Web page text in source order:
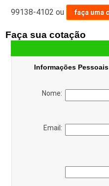
99138-4102 ou faça uma
Faça sua cotação
Informações Pessoais
Nome:
Email: